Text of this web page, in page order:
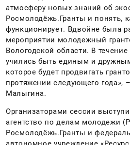
атмосферу новых знаний об
Росмолодёжь.Гранты и понять,
функционирует. Вдвойне была
мероприятии молодежный
Вологодской области. В
учились быть единым и
которое будет продвигать
протяжении следующего года»,
Малыгина.
Организаторами сессии
агентство по делам молодежи
Росмолодёжь.Гранты и